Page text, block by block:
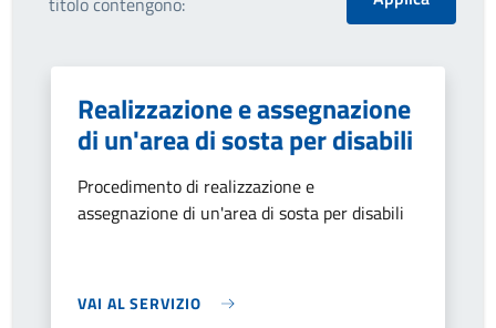
Realizzazione e assegnazione
di un'area di sosta per disabili
Procedimento di realizzazione e
assegnazione di un'area di sosta per disabili
VAI AL SERVIZIO